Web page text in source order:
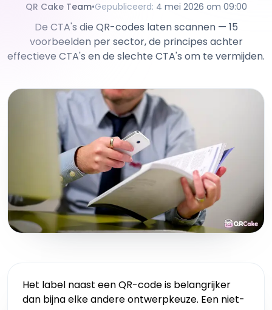
QR Cake Team•Gepubliceerd: 4 mei 2026 om 09:00
De CTA's die QR-codes laten scannen — 15
voorbeelden per sector, de principes achter
effectieve CTA's en de slechte CTA's om te vermijden.
Het label naast een QR-code is belangrijker
dan bijna elke andere ontwerpkeuze. Een niet-